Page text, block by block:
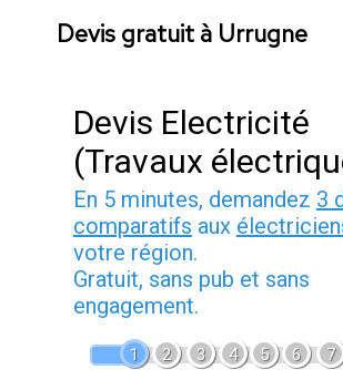
Devis gratuit à Urrugne
Devis Electricité
(Travaux
En 5 minutes, demandez 3
comparatifs aux
votre région.
Gratuit, sans pub et sans
engagement.
1 2 3 4 5 6 7